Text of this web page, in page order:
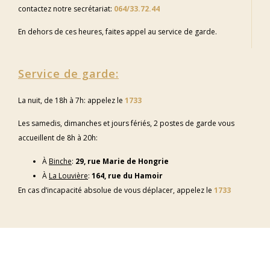
contactez notre secrétariat: 064/33.72.44
En dehors de ces heures, faites appel au service de garde.
Service de garde:
La nuit, de 18h à 7h: appelez le 1733
Les samedis, dimanches et jours fériés, 2 postes de garde vous
accueillent de 8h à 20h:
À Binche: 29, rue Marie de Hongrie
À La Louvière: 164, rue du Hamoir
En cas d’incapacité absolue de vous déplacer, appelez le 1733